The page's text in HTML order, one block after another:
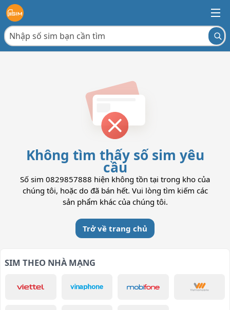
Không tìm thấy số sim yêu
cầu
Số sim 0829857888 hiện không tồn tại trong kho của
chúng tôi, hoặc do đã bán hết. Vui lòng tìm kiếm các
sản phẩm khác của chúng tôi.
Trở về trang chủ
SIM THEO NHÀ MẠNG